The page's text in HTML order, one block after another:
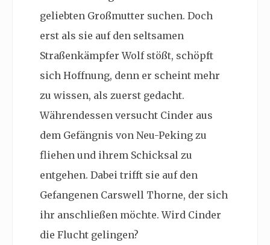
geliebten Großmutter suchen. Doch
erst als sie auf den seltsamen
Straßenkämpfer Wolf stößt, schöpft
sich Hoffnung, denn er scheint mehr
zu wissen, als zuerst gedacht.
Währendessen versucht Cinder aus
dem Gefängnis von Neu-Peking zu
fliehen und ihrem Schicksal zu
entgehen. Dabei trifft sie auf den
Gefangenen Carswell Thorne, der sich
ihr anschließen möchte. Wird Cinder
die Flucht gelingen?